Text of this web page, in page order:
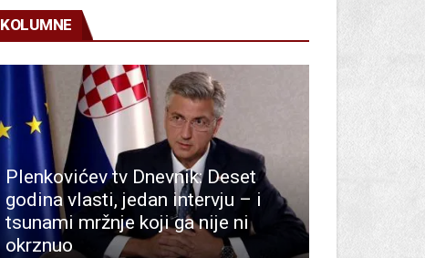
KOLUMNE
Plenkovićev tv Dnevnik: Deset
godina vlasti, jedan intervju – i
tsunami mržnje koji ga nije ni
okrznuo